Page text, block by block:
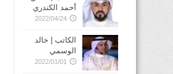
أحمد الكندري
2022/04/24
الكاتب | خالد
الوسمي
2022/01/01